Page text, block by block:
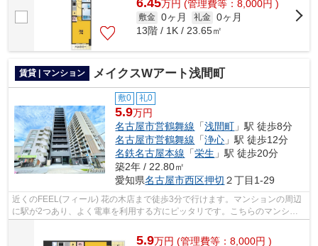
6.45万円 (管理費等：8,000円 )
敷金 0ヶ月 礼金 0ヶ月
13階 / 1K / 23.65㎡
賃貸 | マンション メイクスWアート浅間町
敷0 礼0
5.9万円
名古屋市営鶴舞線 「浅間町 」駅 徒歩8分
名古屋市営鶴舞線 「浄心 」駅 徒歩12分
名鉄名古屋本線 「栄生 」駅 徒歩20分
築2年 / 22.80㎡
愛知県名古屋市西区押切 ２丁目1-29
近くのFEEL(フィール) 花の木店まで徒歩3分で行けます。マンションの周辺
に駅が2つあり、よく電車を利用する方にピッタリです。こちらのマンショ
5.9万円 (管理費等：8,000円 )